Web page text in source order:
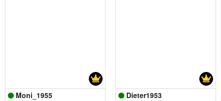
Moni_1955
Dieter1953